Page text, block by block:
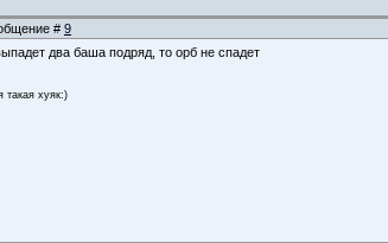
# 9
два баша подряд, то орб не спадет
такая хуяк:)